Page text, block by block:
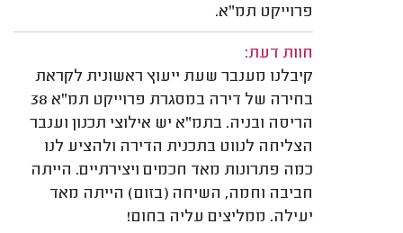
פרוייקט תמ"א.
חוות דעת:
קיבלנו מענבר שעת ייעוץ ראשונית לקראת
בחירה של דירה במסגרת פרוייקט תמ"א 38
הריסה ובניה. בתמ"א יש אילוצי תכנון וענבר
הצליחה לנווט בתכנית הדירה ולהציע לנו
כמה פתרונות מאד חכמים ויצירתיים. הייתה
חביבה וחמה, השיחה (בזום) הייתה מאד
יעילה. ממליצים עליה בחום!